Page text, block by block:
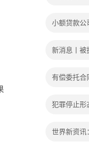
小额贷款公
新消息丨被
有偿委托合
犯罪停止形
世界新资讯